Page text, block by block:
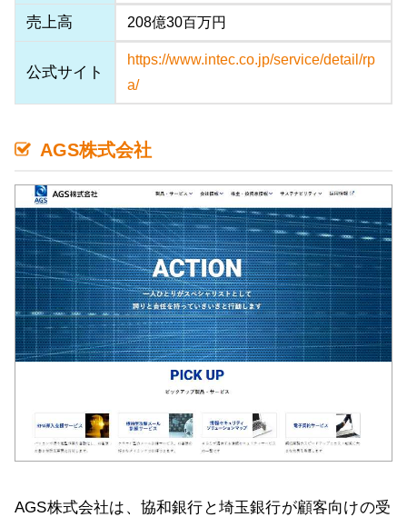
売上高 208億30百万円
公式サイト
https://www.intec.co.jp/service/detail/rp
a/
AGS株式会社
AGS株式会社は、協和銀行と埼玉銀行が顧客向けの受